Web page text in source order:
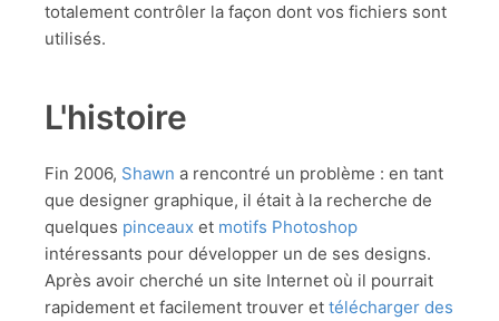
totalement contrôler la façon dont vos fichiers sont
utilisés.
L'histoire
Fin 2006, Shawn a rencontré un problème : en tant
que designer graphique, il était à la recherche de
quelques pinceaux et motifs Photoshop
intéressants pour développer un de ses designs.
Après avoir cherché un site Internet où il pourrait
rapidement et facilement trouver ettélécharger des